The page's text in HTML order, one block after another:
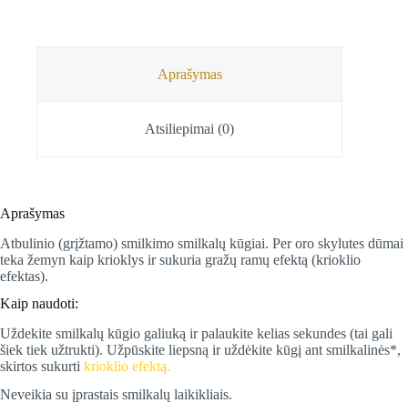
Aprašymas
Atsiliepimai (0)
Aprašymas
Atbulinio (grįžtamo) smilkimo smilkalų kūgiai. Per oro skylutes dūmai
teka žemyn kaip krioklys ir sukuria gražų ramų efektą (krioklio
efektas).
Kaip naudoti:
Uždekite smilkalų kūgio galiuką ir palaukite kelias sekundes (tai gali
šiek tiek užtrukti). Užpūskite liepsną ir uždėkite kūgį ant smilkalinės*,
skirtos sukurti krioklio efektą.
Neveikia su įprastais smilkalų laikikliais.